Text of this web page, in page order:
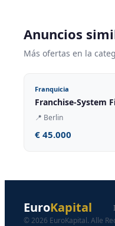
Anuncios
Más ofertas en la
Franquicia
Franchise-System
📍 Berlin
€ 45.000
EuroKapital
© 2026 EuroKapital. Alle